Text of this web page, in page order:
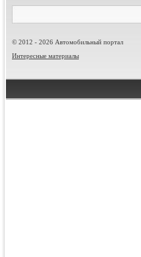
© 2012 - 2026 Автомобильный портал
Интересные материалы